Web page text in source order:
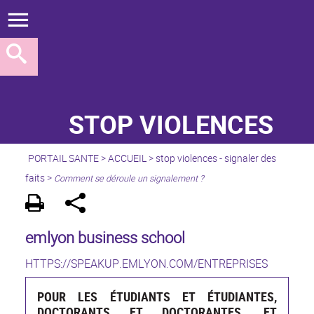
STOP VIOLENCES
PORTAIL SANTE>ACCUEIL>stop violences - signaler des
faits> Comment se déroule un signalement ?
emlyon business school
HTTPS://SPEAKUP.EMLYON.COM/ENTREPRISES
POUR LES ÉTUDIANTS ET ÉTUDIANTES,